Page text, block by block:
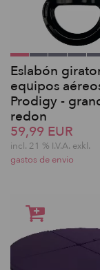
Eslabón
equipos
Prodigy -
redon
59,99 EUR
incl. 21 % I.V.A. exkl.
gastos de envio